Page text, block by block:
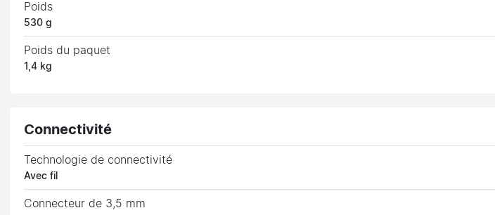
Poids
530 g
Poids du paquet
1,4 kg
Connectivité
Technologie de connectivité
Avec fil
Connecteur de 3,5 mm